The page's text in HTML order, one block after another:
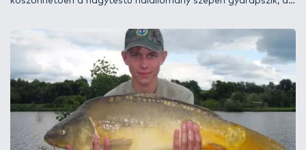
csodálkozni rajta, hogy a bojlis horgászok egyik kedvenc helye
lett a tó. Ha velem tartotok, elmesélem pár mondatban az
ott átélt kalandomat.